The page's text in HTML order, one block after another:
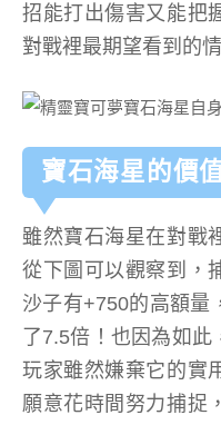
招能打出傷害又能把
對戰裡最期望看到的情
寶石海星的價
雖然寶石海星在對戰
從下圖可以觀察到，
沙子有+750的高額量
了7.5倍！也因為如
玩家雖然嫌棄它的實
願意花時間努力捕捉